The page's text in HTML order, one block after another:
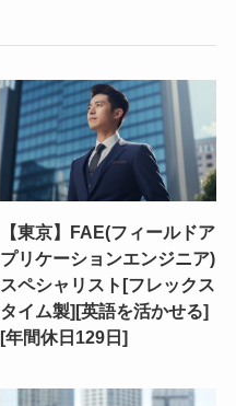
【東京】FAE(フィールドア
プリケーションエンジニア)
スペシャリスト[フレックス
タイム製][英語を活かせる]
[年間休日129日]